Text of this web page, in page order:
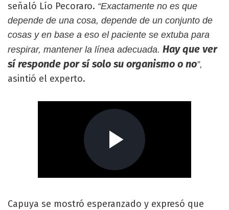
señaló Lío Pecoraro. “Exactamente no es que
depende de una cosa, depende de un conjunto de
cosas y en base a eso el paciente se extuba para
respirar, mantener la línea adecuada. Hay que ver
sí responde por sí solo su organismo o no”,
asintió el experto.
Capuya se mostró esperanzado y expresó que